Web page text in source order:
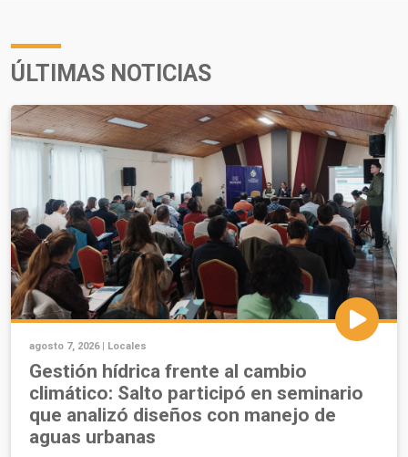
ÚLTIMAS NOTICIAS
agosto 7, 2026 | Locales
Gestión hídrica frente al cambio
climático: Salto participó en seminario
que analizó diseños con manejo de
aguas urbanas